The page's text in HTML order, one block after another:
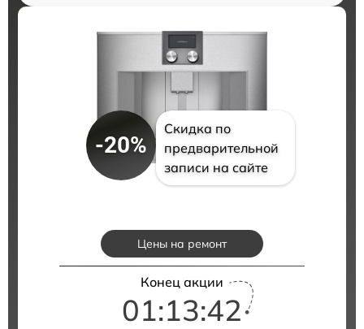
-20%
Скидка по
предварительной
записи на сайте
Цены на ремонт
Конец акции
01:13:41